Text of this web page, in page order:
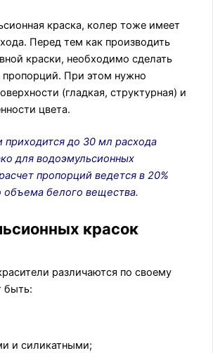
краска, колер тоже имеет
Перед тем как производить
краски, необходимо сделать
пропорций. При этом нужно
(гладкая, структурная) и
цвета.
приходится до 30 мл расхода
для водоэмульсионных
пропорций ведется в 20%
объема белого вещества.
красок
различаются по своему
быть:
и силикатными;